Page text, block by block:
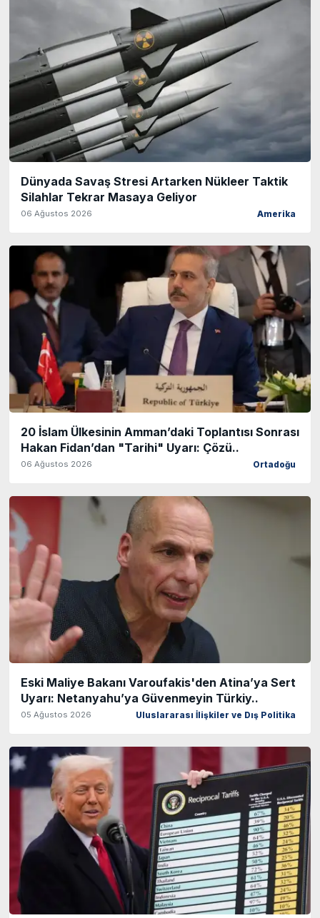
Dünyada Savaş Stresi Artarken Nükleer Taktik
Silahlar Tekrar Masaya Geliyor
06 Ağustos 2026 Amerika
20 İslam Ülkesinin Amman’daki Toplantısı Sonrası
Hakan Fidan’dan "Tarihi" Uyarı: Çözü..
06 Ağustos 2026 Ortadoğu
Eski Maliye Bakanı Varoufakis'den Atina’ya Sert
Uyarı: Netanyahu’ya Güvenmeyin Türkiy..
05 Ağustos 2026 Uluslararası İlişkiler ve Dış Politika